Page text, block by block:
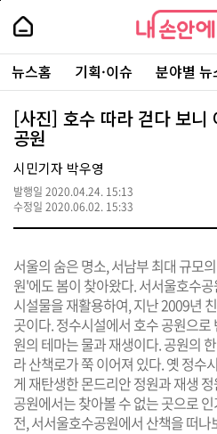
본
로
가
내
손
안
에
서
울
-
서
울
시
대
표
소
통
포
내
손
에
울
주
요
서
뉴스홈 기획·이슈 분야별 뉴
[사진] 호수 따라 걷다 보니
공원
시민기자 박우영
발행일 2020.04.24. 15:13
수정일 2020.06.02. 15:33
서울의 숨은 명소, 서남부 최대 규모
원'에도 봄이 찾아왔다. 서서울호수
시설물을 재활용하여, 지난 2009년
곳이다. 정수시설에서 호수 공원으
원의 테마는 물과 재생이다. 공원의
라 산책로가 쭉 이어져 있다. 옛 정수
게 재탄생한 몬드리안 정원과 재생
공원에서는 찾아볼 수 없는 곳으로
전, 서서울호수공원에서 산책을 떠나
페
상
단
로